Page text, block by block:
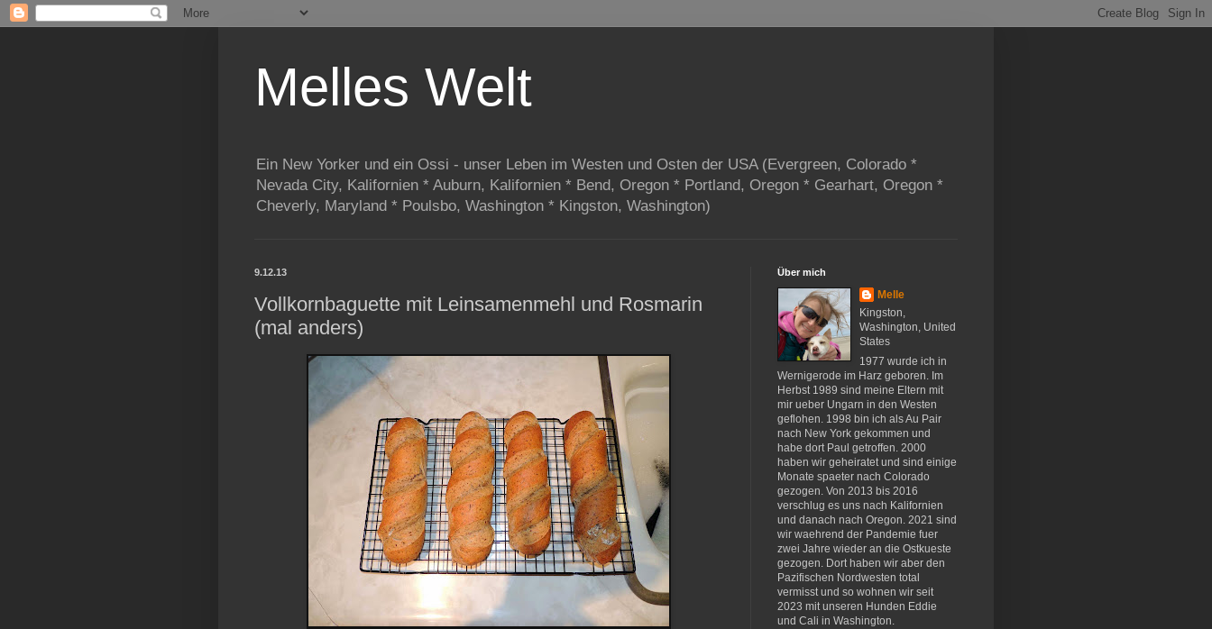
Melles Welt
Ein New Yorker und ein Ossi - unser Leben im Westen und Osten der USA (Evergreen, Colorado *
Nevada City, Kalifornien * Auburn, Kalifornien * Bend, Oregon * Portland, Oregon * Gearhart, Oregon *
Cheverly, Maryland * Poulsbo, Washington * Kingston, Washington)
9.12.13
Vollkornbaguette mit Leinsamenmehl und Rosmarin
(mal anders)
Über mich
Melle
Kingston,
Washington, United
States
1977 wurde ich in
Wernigerode im Harz geboren. Im
Herbst 1989 sind meine Eltern mit
mir ueber Ungarn in den Westen
geflohen. 1998 bin ich als Au Pair
nach New York gekommen und
habe dort Paul getroffen. 2000
haben wir geheiratet und sind einige
Monate spaeter nach Colorado
gezogen. Von 2013 bis 2016
verschlug es uns nach Kalifornien
und danach nach Oregon. 2021 sind
wir waehrend der Pandemie fuer
zwei Jahre wieder an die Ostkueste
gezogen. Dort haben wir aber den
Pazifischen Nordwesten total
vermisst und so wohnen wir seit
2023 mit unseren Hunden Eddie
und Cali in Washington.